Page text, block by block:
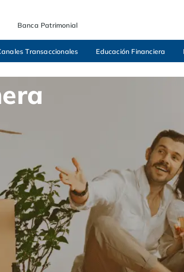
Banca Patrimonial
Transaccionales Educación Financiera